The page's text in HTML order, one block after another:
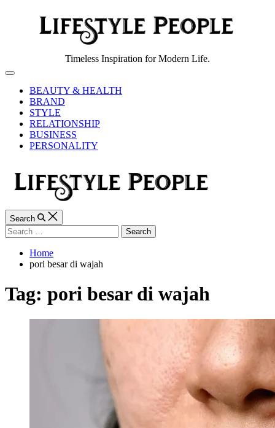
People
Timeless Inspiration for Modern Life.
Off
CanvasBEAUTY & HEALTH
BRAND
STYLE
RELATIONSHIP
BUSINESS
PERSONALITY
Search
Search
for:
Home
pori besar di wajah
Tag: pori besar di wajah